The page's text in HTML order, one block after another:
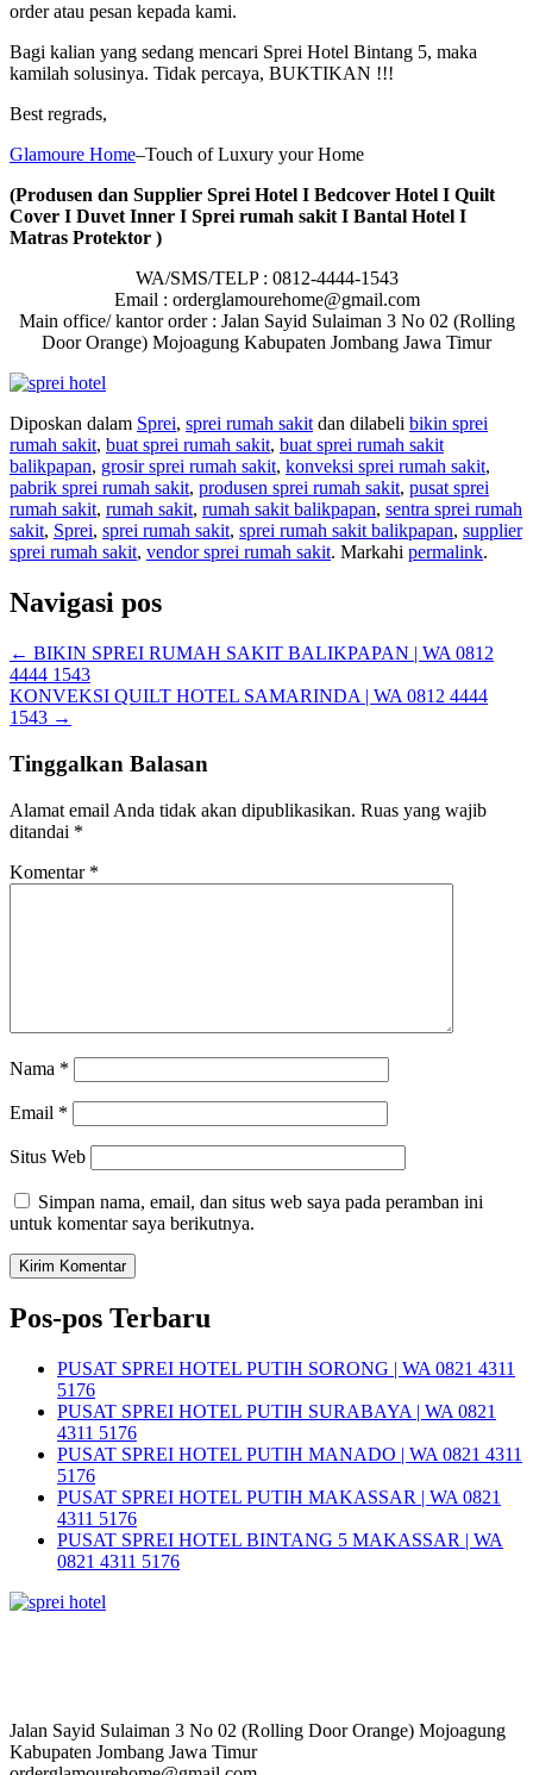
order atau pesan kepada kami.
Bagi kalian yang sedang mencari Sprei Hotel Bintang 5, maka
kamilah solusinya. Tidak percaya, BUKTIKAN !!!
Best regrads,
Glamoure Home–Touch of Luxury your Home
(Produsen dan Supplier Sprei Hotel I Bedcover Hotel I Quilt
Cover I Duvet Inner I Sprei rumah sakit I Bantal Hotel I
Matras Protektor )
WA/SMS/TELP : 0812-4444-1543
Email : orderglamourehome@gmail.com
Main office/ kantor order : Jalan Sayid Sulaiman 3 No 02 (Rolling
Door Orange) Mojoagung Kabupaten Jombang Jawa Timur
Diposkan dalam Sprei, sprei rumah sakitdan dilabeli bikin sprei
rumah sakit, buat sprei rumah sakit, buat sprei rumah sakit
balikpapan, grosir sprei rumah sakit, konveksi sprei rumah sakit,
pabrik sprei rumah sakit, produsen sprei rumah sakit, pusat sprei
rumah sakit, rumah sakit, rumah sakit balikpapan, sentra sprei rumah
sakit, Sprei, sprei rumah sakit, sprei rumah sakit balikpapan, supplier
sprei rumah sakit, vendor sprei rumah sakit. Markahi permalink.
Navigasi pos
← BIKIN SPREI RUMAH SAKIT BALIKPAPAN | WA 0812
4444 1543
KONVEKSI QUILT HOTEL SAMARINDA | WA 0812 4444
1543 →
Tinggalkan Balasan
Alamat email Anda tidak akan dipublikasikan. Ruas yang wajib
ditandai *
Komentar *
Nama *
Email *
Situs Web
Simpan nama, email, dan situs web saya pada peramban ini
untuk komentar saya berikutnya.
Pos-pos Terbaru
PUSAT SPREI HOTEL PUTIH SORONG | WA 0821 4311
5176
PUSAT SPREI HOTEL PUTIH SURABAYA | WA 0821
4311 5176
PUSAT SPREI HOTEL PUTIH MANADO | WA 0821 4311
5176
PUSAT SPREI HOTEL PUTIH MAKASSAR | WA 0821
4311 5176
PUSAT SPREI HOTEL BINTANG 5 MAKASSAR | WA
0821 4311 5176
Jalan Sayid Sulaiman 3 No 02 (Rolling Door Orange) Mojoagung
Kabupaten Jombang Jawa Timur